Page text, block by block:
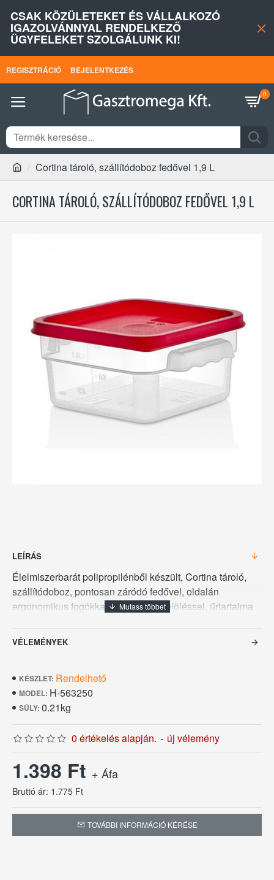
CSAK KÖZÜLETEKET ÉS VÁLLALKOZÓ
IGAZOLVÁNNYAL RENDELKEZŐ
ÜGYFELEKET SZOLGÁLUNK KI!
REGISZTRÁCIÓ BEJELENTKEZÉS
0
Cortina tároló, szállítódoboz fedővel 1,9 L
CORTINA TÁROLÓ, SZÁLLÍTÓDOBOZ FEDŐVEL 1,9 L
LEÍRÁS
Élelmiszerbarát polipropilénből készült, Cortina tároló,
szállítódoboz, pontosan záródó fedővel, oldalán
ergonomikus fogókkal és űrmérték jelöléssel, űrtartalma
színben rendelhetők.
VÉLEMÉNYEK
KÉSZLET: Rendelhető
MODEL: H-563250
SÚLY: 0.21kg
0 értékelés alapján. - új vélemény
1.398 Ft + Áfa
Bruttó ár: 1.775 Ft
TOVÁBBI INFORMÁCIÓ KÉRÉSE